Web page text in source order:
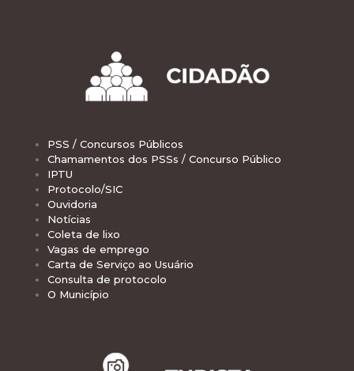
PSS / Concursos Públicos
Chamamentos dos PSSs / Concurso Público
IPTU
Protocolo/SIC
Ouvidoria
Notícias
Coleta de lixo
Vagas de emprego
Carta de Serviço ao Usuário
Consulta de protocolo
O Município